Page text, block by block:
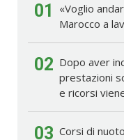
01
«Voglio
Marocco a
02 Dopo aver
prestazioni
e ricorsi
03 Corsi di